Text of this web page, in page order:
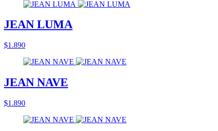
JEAN LUMA
$1.890
JEAN NAVE
$1.890